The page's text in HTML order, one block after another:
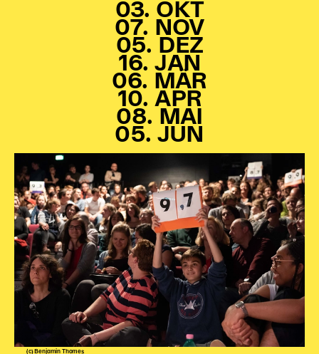
03. OKT
07. NOV
05. DEZ
16. JAN
06. MÄR
10. APR
08. MAI
05. JUN
(c) Benjamin Thomes